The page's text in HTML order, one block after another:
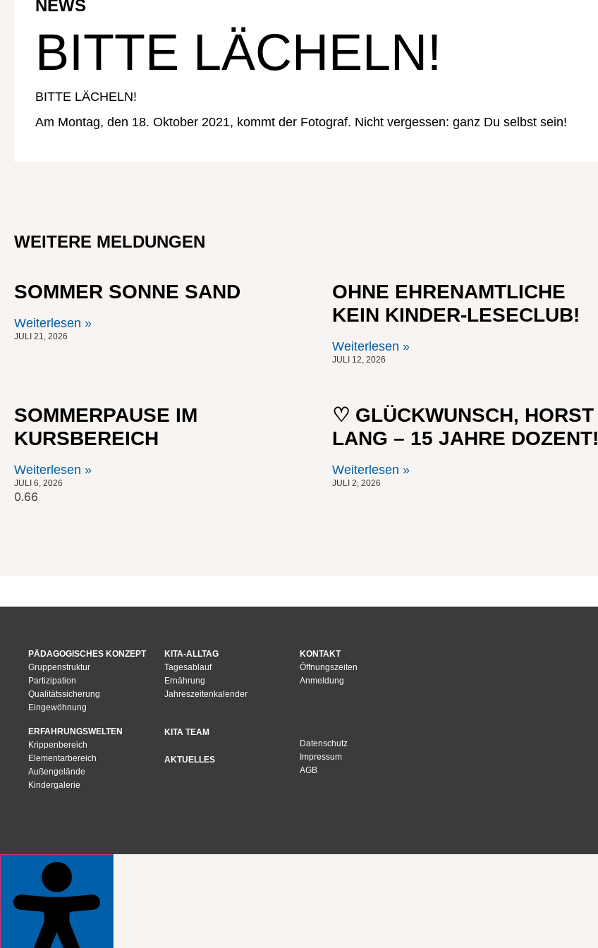
GEMEINSAM BILDEN UND KULTUR ERLEBEN
GEMEINSAM BILDEN UND KULTUR ERLEBEN
NEWS
BITTE LÄCHELN!
BITTE LÄCHELN!
Am Montag, den 18. Oktober 2021, kommt der Fotograf. Nicht vergessen: ganz Du selbst sein!
WEITERE MELDUNGEN
SOMMER SONNE SAND
Weiterlesen »
JULI 21, 2026
OHNE EHRENAMTLICHE
KEIN KINDER-LESECLUB!
Weiterlesen »
JULI 12, 2026
SOMMERPAUSE IM
KURSBEREICH
Weiterlesen »
JULI 6, 2026
♡ GLÜCKWUNSCH, HORST
LANG – 15 JAHRE DOZENT!
Weiterlesen »
JULI 2, 2026
PÄDAGOGISCHES KONZEPT
Gruppenstruktur
Partizipation
Qualitätssicherung
Eingewöhnung
ERFAHRUNGSWELTEN
Krippenbereich
Elementarbereich
Außengelände
Kindergalerie
KITA-ALLTAG
Tagesablauf
Ernährung
Jahreszeitenkalender
KITA TEAM
AKTUELLES
KONTAKT
Öffnungszeiten
Anmeldung
Datenschutz
Impressum
AGB